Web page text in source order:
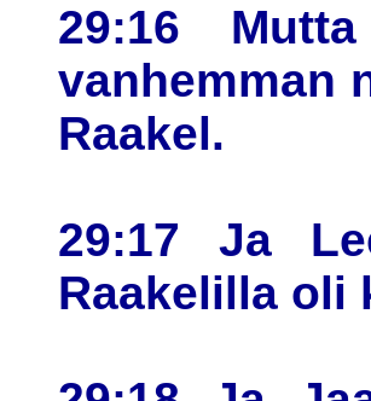
29:16
vanhemman
Raakel.
29:17 Ja
Raakelilla oli